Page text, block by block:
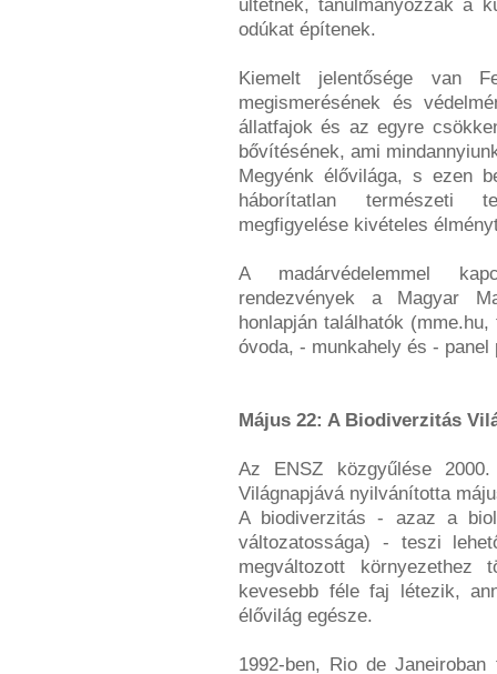
ültetnek, tanulmányozzák a
odúkat építenek.
Kiemelt jelentősége van
megismerésének és
állatfajok és az egyre
bővítésének, ami
Megyénk élővilága, s ezen
háborítatlan természeti
megfigyelése kivételes
A madárvédelemmel
rendezvények a Magyar
honlapján találhatók
óvoda, - munkahely és - panel
Május 22: A Biodiverzitás
Az ENSZ közgyűlése
Világnapjává nyilvánította
A biodiverzitás - azaz a
változatossága) - teszi
megváltozott környezethez
kevesebb féle faj létezik,
élővilág egésze.
1992-ben, Rio de